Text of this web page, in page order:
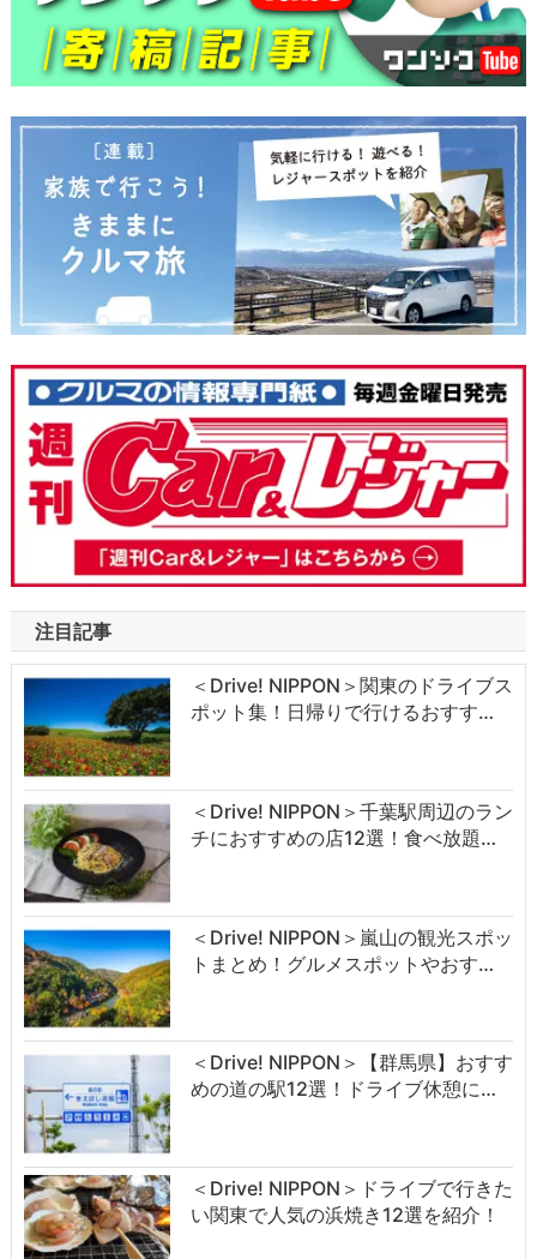
注目記事
＜Drive! NIPPON＞関東のドライブス
ポット集！日帰りで行けるおすす…
＜Drive! NIPPON＞千葉駅周辺のラン
チにおすすめの店12選！食べ放題…
＜Drive! NIPPON＞嵐山の観光スポッ
トまとめ！グルメスポットやおす…
＜Drive! NIPPON＞【群馬県】おすす
めの道の駅12選！ドライブ休憩に…
＜Drive! NIPPON＞ドライブで行きた
い関東で人気の浜焼き12選を紹介！